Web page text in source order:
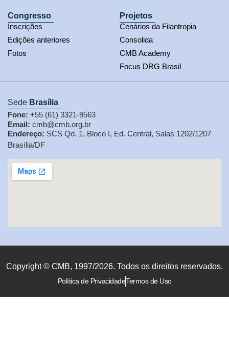
Congresso
Inscrições
Edições anteriores
Fotos
Projetos
Cenários da Filantropia
Consolida
CMB Academy
Focus DRG Brasil
Sede Brasília
Fone: +55 (61) 3321-9563
Email: cmb@cmb.org.br
Endereço: SCS Qd. 1, Bloco I, Ed. Central, Salas 1202/1207
Brasília/DF
Copyright © CMB, 1997/2026. Todos os direitos reservados.
Política de PrivacidadeTermos de Uso